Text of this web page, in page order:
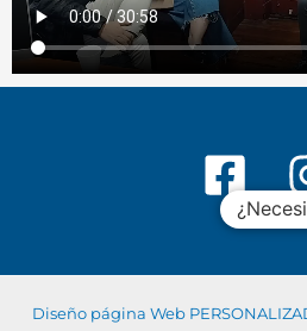
Diseño página Web